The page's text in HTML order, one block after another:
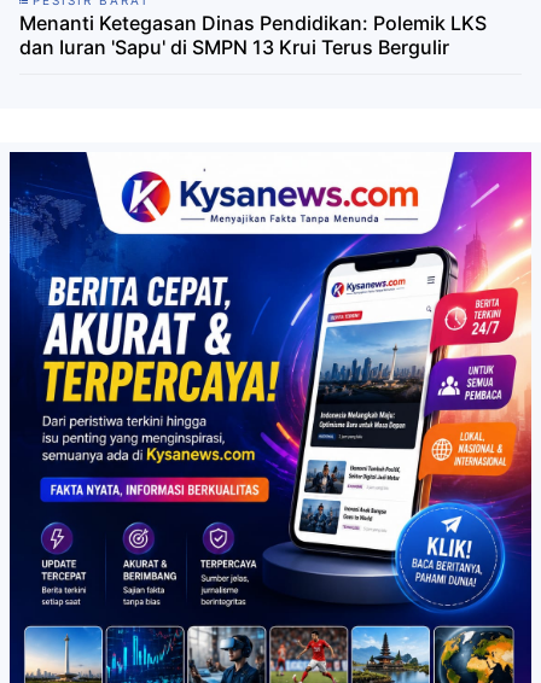
​Menanti Ketegasan Dinas Pendidikan: Polemik LKS
dan Iuran 'Sapu' di SMPN 13 Krui Terus Bergulir